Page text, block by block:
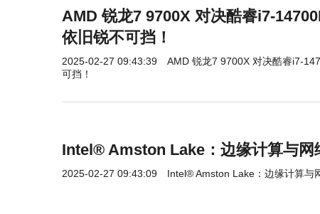
AMD 锐龙7 9700X 对决酷睿i7-
依旧锐不可挡！
2025-02-27 09:43:39
AMD 锐龙7 9700X 对决酷睿i7-
可挡！
Intel® Amston Lake：边缘计算与网
2025-02-27 09:43:09 Intel® Amston Lake：边缘计算与